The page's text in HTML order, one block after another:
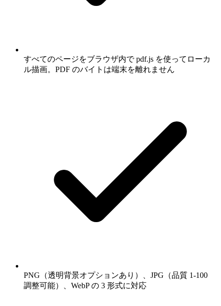
すべてのページをブラウザ内で pdf.js を使ってローカ
ル描画。PDF のバイトは端末を離れません
PNG（透明背景オプションあり）、JPG（品質 1-100
調整可能）、WebP の 3 形式に対応